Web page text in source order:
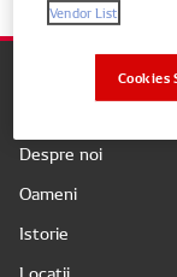
Companie
Despre noi
Oameni
Istorie
Locații
Vendor List
Cookies